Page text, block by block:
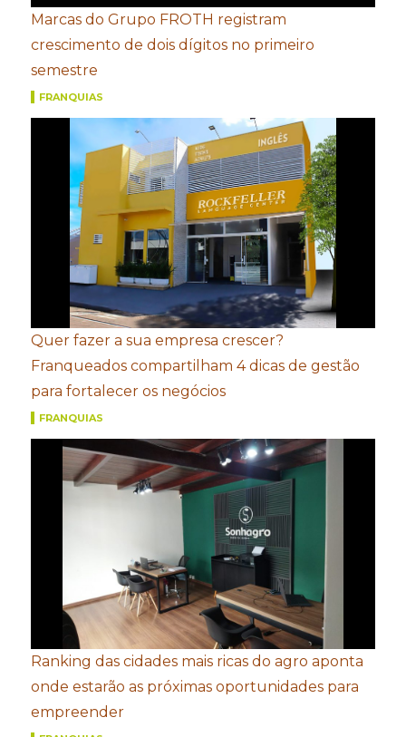
Marcas do Grupo FROTH registram
crescimento de dois dígitos no primeiro
semestre
FRANQUIAS
Quer fazer a sua empresa crescer?
Franqueados compartilham 4 dicas de gestão
para fortalecer os negócios
FRANQUIAS
Ranking das cidades mais ricas do agro aponta
onde estarão as próximas oportunidades para
empreender